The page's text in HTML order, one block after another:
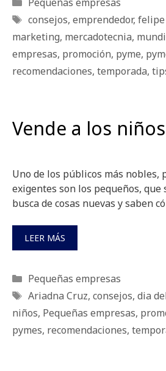
Etiquetas
consejos, emprendedor,
marketing, mercadotecnia,
empresas, promoción, pyme,
recomendaciones, temporada,
Vende a los niños
Uno de los públicos más nobles,
exigentes son los pequeños,
busca de cosas nuevas y saben
LEER MÁS
Categorías
Pequeñas empresas
Etiquetas
Ariadna Cruz, consejos, dia
niños, Pequeñas empresas,
pymes, recomendaciones,